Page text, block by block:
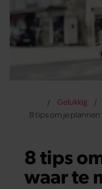
Gelukkig
8 tips om je plannen
8 tips
waar te